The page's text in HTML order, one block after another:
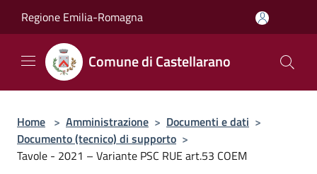
Regione Emilia-Romagna
Comune di Castellarano
Home > Amministrazione > Documenti e dati >
Documento (tecnico) di supporto >
Tavole - 2021 – Variante PSC RUE art.53 COEM